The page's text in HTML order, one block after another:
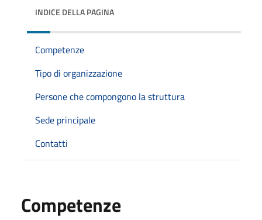
INDICE DELLA PAGINA
Competenze
Tipo di organizzazione
Persone che compongono la struttura
Sede principale
Contatti
Competenze